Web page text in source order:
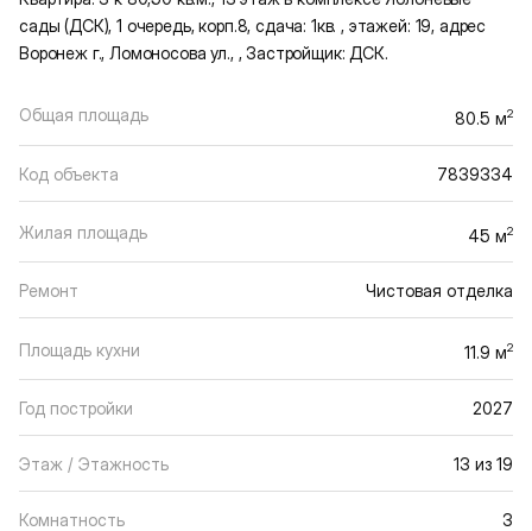
сады (ДСК), 1 очередь, корп.8, сдача: 1кв. , этажей: 19, адрес
Воронеж г., Ломоносова ул., , Застройщик: ДСК.
Общая площадь 80.5 м2
Код объекта 7839334
Жилая площадь 45 м2
Ремонт Чистовая отделка
Площадь кухни 11.9 м2
Год постройки 2027
Этаж / Этажность 13 из 19
Комнатность 3